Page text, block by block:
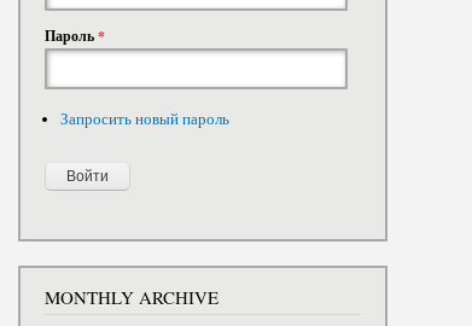
Пароль*
Запросить новый пароль
MONTHLY ARCHIVE